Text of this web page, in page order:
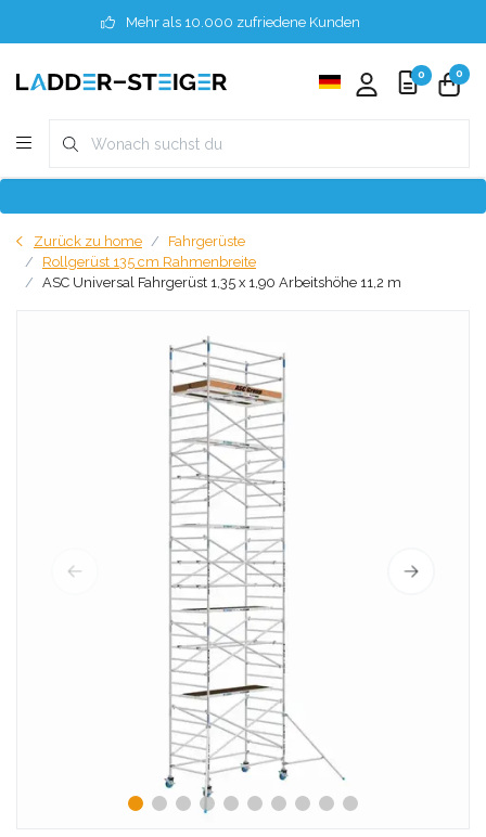
Mehr als 10.000 zufriedene Kunden
0 0
Zurück zu home
Fahrgerüste
Rollgerüst 135 cm Rahmenbreite
ASC Universal Fahrgerüst 1,35 x 1,90 Arbeitshöhe 11,2 m